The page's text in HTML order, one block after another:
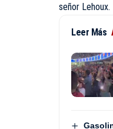
señor Lehoux.
Leer Más